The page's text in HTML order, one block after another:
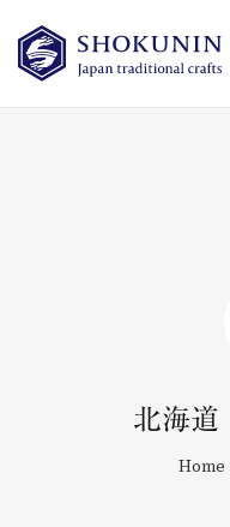
北海道
Home